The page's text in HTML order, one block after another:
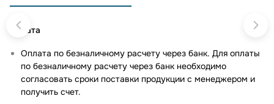
Оплата
Оплата по безналичному расчету через банк. Для оплаты
по безналичному расчету через банк необходимо
согласовать сроки поставки продукции с менеджером и
получить счет.